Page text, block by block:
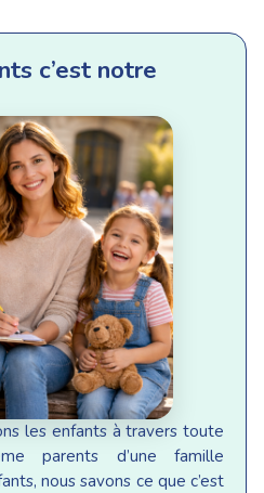
c’est notre
les enfants à travers toute
parents d’une famille
nous savons ce que c’est